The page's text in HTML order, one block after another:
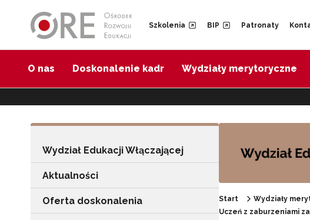
Szkolenia BIP Patronaty
O nas Doskonalenie kadr Wydziały merytoryczne
Wydział Edukacji Włączającej
Aktualności
Oferta doskonalenia Start Wydziały
Uczeń z zaburzeniami